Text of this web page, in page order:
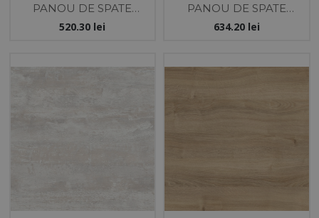
PANOU DE SPATE
KASTAMONU
520.30 lei
PANOU DE SPATE
KASTAMONU
634.20lei